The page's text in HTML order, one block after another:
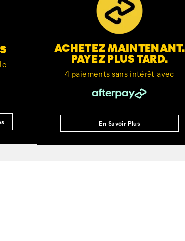
ACHETEZ MAINTENANT.
PAYEZ PLUS TARD.
4 paiements sans intérêt avec
En Savoir Plus